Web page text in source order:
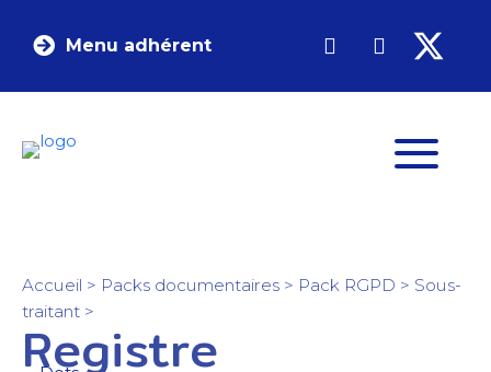
Menu adhérent
Accueil > Packs documentaires > Pack RGPD > Sous-
traitant >
Registre